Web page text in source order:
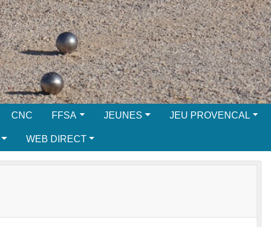
CNC FFSA JEUNES JEU PROVENCAL
WEB DIRECT